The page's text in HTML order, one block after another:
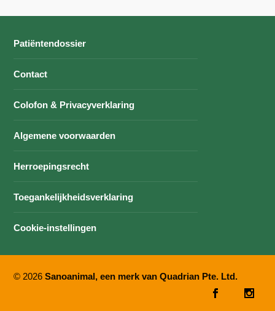
Patiëntendossier
Contact
Colofon & Privacyverklaring
Algemene voorwaarden
Herroepingsrecht
Toegankelijkheidsverklaring
Cookie-instellingen
© 2026Sanoanimal, een merk van Quadrian Pte. Ltd.